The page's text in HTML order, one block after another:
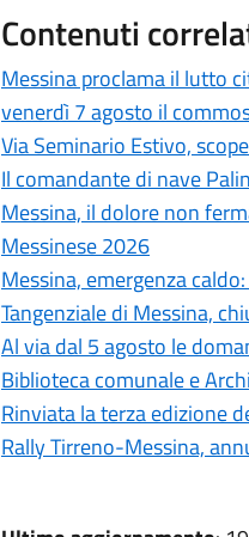
Contenuti
Messina proclama il lutto
venerdì 7 agosto il
Via Seminario Estivo,
Il comandante di nave
Messina, il dolore non
Messinese 2026
Messina, emergenza
Tangenziale di Messina,
Al via dal 5 agosto le
Biblioteca comunale e
Rinviata la terza edizione
Rally Tirreno-Messina,